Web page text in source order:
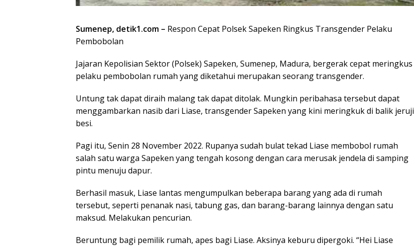
Sumenep, detik1.com – Respon Cepat Polsek Sapeken Ringkus Transgender Pelaku
Pembobolan
Jajaran Kepolisian Sektor (Polsek) Sapeken, Sumenep, Madura, bergerak cepat meringkus
pelaku pembobolan rumah yang diketahui merupakan seorang transgender.
Untung tak dapat diraih malang tak dapat ditolak. Mungkin peribahasa tersebut dapat
menggambarkan nasib dari Liase, transgender Sapeken yang kini meringkuk di balik jeruji
besi.
Pagi itu, Senin 28 November 2022. Rupanya sudah bulat tekad Liase membobol rumah
salah satu warga Sapeken yang tengah kosong dengan cara merusak jendela di samping
pintu menuju dapur.
Berhasil masuk, Liase lantas mengumpulkan beberapa barang yang ada di rumah
tersebut, seperti penanak nasi, tabung gas, dan barang-barang lainnya dengan satu
maksud. Melakukan pencurian.
Beruntung bagi pemilik rumah, apes bagi Liase. Aksinya keburu dipergoki. “Hei Liase